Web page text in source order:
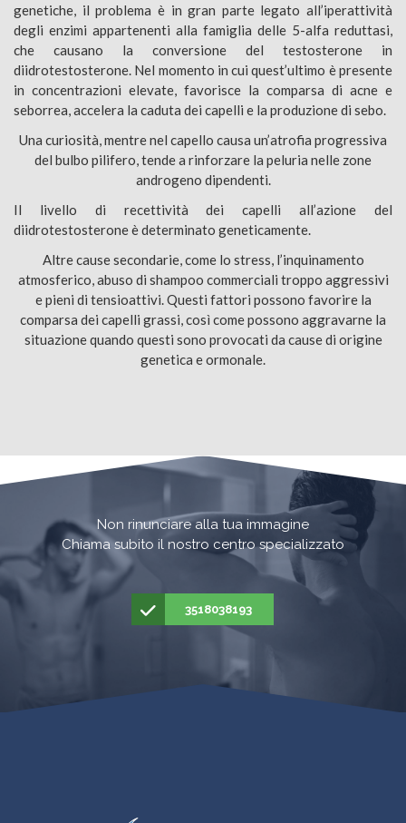
genetiche, il problema è in gran parte legato all’iperattività
degli enzimi appartenenti alla famiglia delle 5-alfa reduttasi,
che causano la conversione del testosterone in
diidrotestosterone. Nel momento in cui quest’ultimo è presente
in concentrazioni elevate, favorisce la comparsa di acne e
seborrea, accelera la caduta dei capelli e la produzione di sebo.
Una curiosità, mentre nel capello causa un’atrofia progressiva
del bulbo pilifero, tende a rinforzare la peluria nelle zone
androgeno dipendenti.
Il livello di recettività dei capelli all’azione del
diidrotestosterone è determinato geneticamente.
Altre cause secondarie, come lo stress, l’inquinamento
atmosferico, abuso di shampoo commerciali troppo aggressivi
e pieni di tensioattivi. Questi fattori possono favorire la
comparsa dei capelli grassi, così come possono aggravarne la
situazione quando questi sono provocati da cause di origine
genetica e ormonale.
Non rinunciare alla tua immagine
Chiama subito il nostro centro specializzato
3518038193